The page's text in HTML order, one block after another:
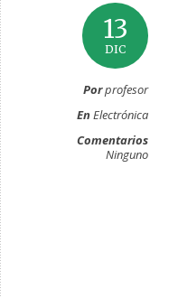
13
DIC
Porprofesor
EnElectrónica
Comentarios
Ninguno